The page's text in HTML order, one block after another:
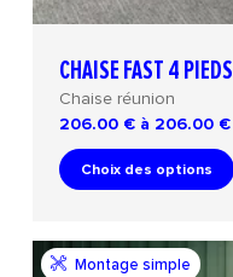
CHAISE FAST 4 PIEDS
Chaise réunion
206.00 € à 206.00 €
Choix des options
Montage simple